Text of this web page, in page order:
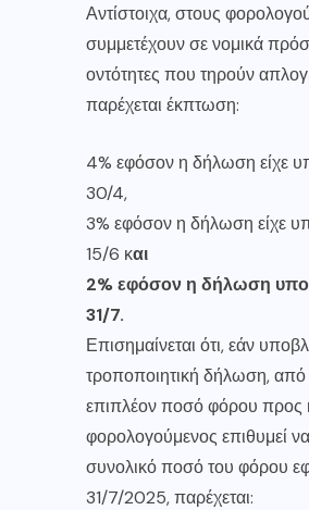
Αντίστοιχα, στους
συμμετέχουν σε νομικά
οντότητες που τηρούν
παρέχεται έκπτωση:
4% εφόσον η δήλωση είχε
30/4,
3% εφόσον η δήλωση είχε
15/6 και
2% εφόσον η δήλωση
31/7.
Επισημαίνεται ότι, εάν
τροποποιητική δήλωση, από
επιπλέον ποσό φόρου προς
φορολογούμενος επιθυμεί
συνολικό ποσό του φόρου
31/7/2025, παρέχεται: